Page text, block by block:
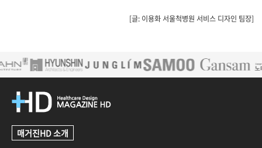
[글: 이용화 서울척병원 서비스 디자인 팀장]
매거진HD 소개